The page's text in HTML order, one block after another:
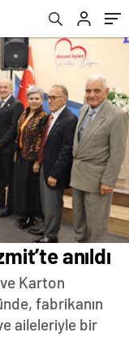
anıldı
Karton
fabrikanın
aileleriyle bir